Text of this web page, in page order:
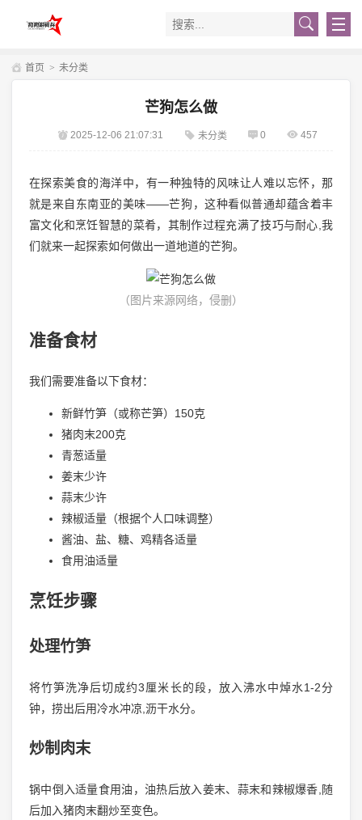
首页 > 未分类
芒狗怎么做
2025-12-06 21:07:31 未分类 0 457
在探索美食的海洋中，有一种独特的风味让人难以忘怀，那
就是来自东南亚的美味——芒狗，这种看似普通却蕴含着丰
富文化和烹饪智慧的菜肴，其制作过程充满了技巧与耐心,我
们就来一起探索如何做出一道地道的芒狗。
（图片来源网络，侵删）
准备食材
我们需要准备以下食材：
新鲜竹笋（或称芒笋）150克
猪肉末200克
青葱适量
姜末少许
蒜末少许
辣椒适量（根据个人口味调整）
酱油、盐、糖、鸡精各适量
食用油适量
烹饪步骤
处理竹笋
将竹笋洗净后切成约3厘米长的段，放入沸水中焯水1-2分
钟，捞出后用冷水冲凉,沥干水分。
炒制肉末
锅中倒入适量食用油，油热后放入姜末、蒜末和辣椒爆香,随
后加入猪肉末翻炒至变色。